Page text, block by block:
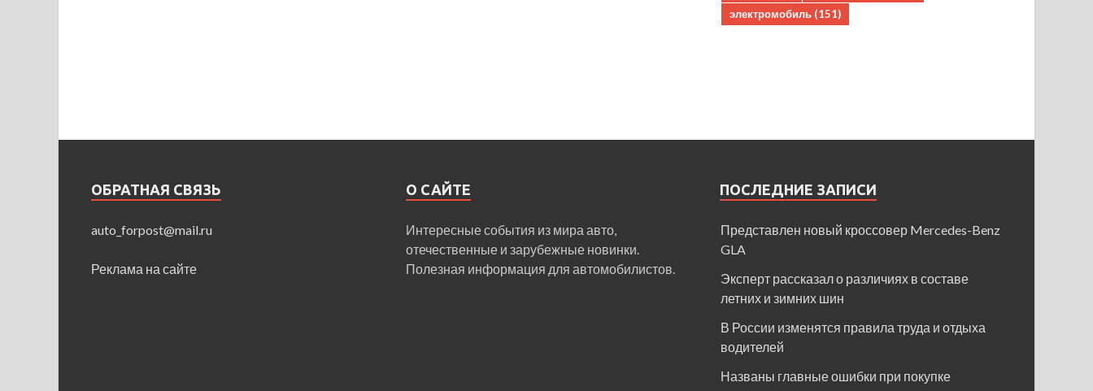
электромобиль (151)
ОБРАТНАЯ СВЯЗЬ
auto_forpost@mail.ru
Реклама на сайте
О САЙТЕ
Интересные события из мира авто,
отечественные и зарубежные новинки.
Полезная информация для автомобилистов.
ПОСЛЕДНИЕ ЗАПИСИ
Представлен новый кроссовер Mercedes-Benz
GLA
Эксперт рассказал о различиях в составе
летних и зимних шин
В России изменятся правила труда и отдыха
водителей
Названы главные ошибки при покупке